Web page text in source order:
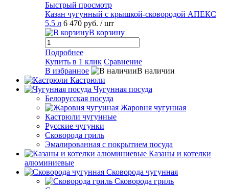
Быстрый просмотр
Казан чугунный с крышкой-сковородой АПЕКС
5,5 л 6 470 руб. / шт
В корзину
Подробнее
Купить в 1 клик Сравнение
В избранное
В наличии
Кастрюли
Чугунная посуда
Белорусская посуда
Жаровня чугунная
Кастрюли чугунные
Русские чугунки
Сковорода гриль
Эмалированная с покрытием посуда
Казаны и котелки
алюминиевые
Сковорода чугунная
Сковорода гриль